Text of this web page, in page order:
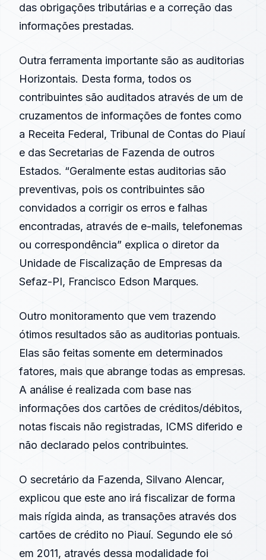
das obrigações tributárias e a correção das
informações prestadas.
Outra ferramenta importante são as auditorias
Horizontais. Desta forma, todos os
contribuintes são auditados através de um de
cruzamentos de informações de fontes como
a Receita Federal, Tribunal de Contas do Piauí
e das Secretarias de Fazenda de outros
Estados. “Geralmente estas auditorias são
preventivas, pois os contribuintes são
convidados a corrigir os erros e falhas
encontradas, através de e-mails, telefonemas
ou correspondência” explica o diretor da
Unidade de Fiscalização de Empresas da
Sefaz-PI, Francisco Edson Marques.
Outro monitoramento que vem trazendo
ótimos resultados são as auditorias pontuais.
Elas são feitas somente em determinados
fatores, mais que abrange todas as empresas.
A análise é realizada com base nas
informações dos cartões de créditos/débitos,
notas fiscais não registradas, ICMS diferido e
não declarado pelos contribuintes.
O secretário da Fazenda, Silvano Alencar,
explicou que este ano irá fiscalizar de forma
mais rígida ainda, as transações através dos
cartões de crédito no Piauí. Segundo ele só
em 2011, através dessa modalidade foi